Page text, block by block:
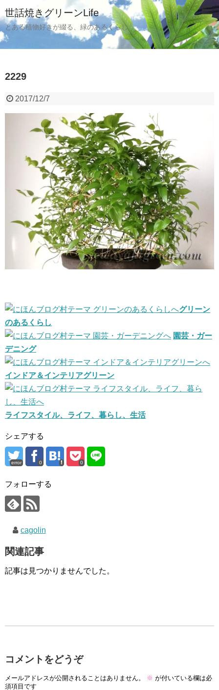
世話焼きグリーンLife
とある植物好きが綴る、緑のあるくらし
2229
2017/12/7
グリーン
のあるくらし
園芸・ガー
デニング
インドア＆インテリアグリーン
ライフスタイル、ライフ、暮らし、生活
シェアする
error 0 0
フォローする
cagolin
関連記事
記事は見つかりませんでした。
コメントをどうぞ
メールアドレスが公開されることはありません。 ※ が付いている欄は必
須項目です